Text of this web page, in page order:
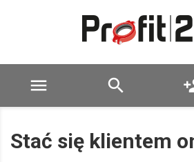
 search
Stać się klientem